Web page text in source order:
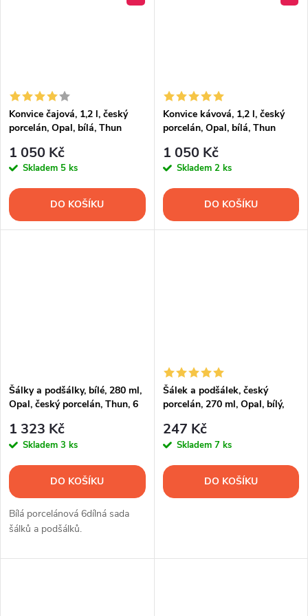
Konvice čajová, 1,2 l, český
porcelán, Opal, bílá, Thun
1 050 Kč
Skladem 5 ks
DO KOŠÍKU
Konvice kávová, 1,2 l, český
porcelán, Opal, bílá, Thun
1 050 Kč
Skladem 2 ks
DO KOŠÍKU
Šálky a podšálky, bílé, 280 ml,
Opal, český porcelán, Thun, 6
1 323 Kč
Skladem 3 ks
DO KOŠÍKU
Bílá porcelánová 6dílná sada
šálků a podšálků.
Šálek a podšálek, český
porcelán, 270 ml, Opal, bílý,
247 Kč
Skladem 7 ks
DO KOŠÍKU